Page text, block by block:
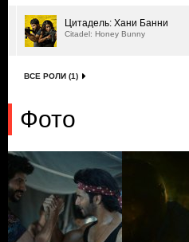
Цитадель: Хани Банни
Citadel: Honey Bunny
ВСЕ РОЛИ (1)
Фото